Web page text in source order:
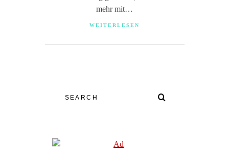
mehr mit…
WEITERLESEN